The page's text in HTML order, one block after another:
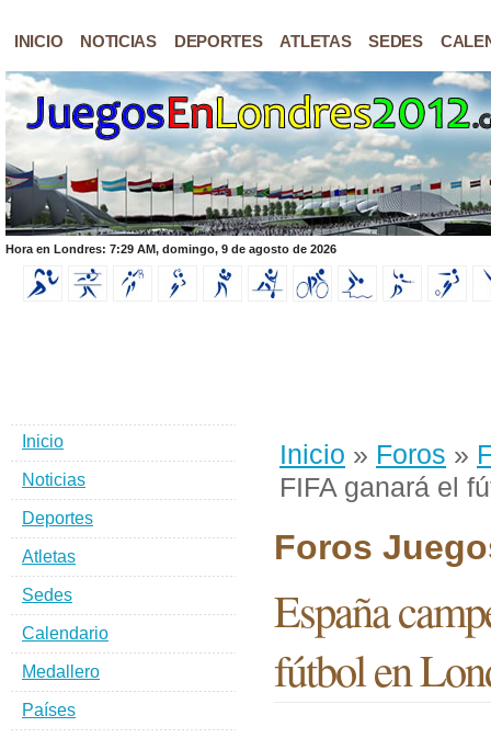
INICIO NOTICIAS DEPORTES ATLETAS SEDES
Hora en Londres: 7:29 AM, domingo, 9 de agosto de 2026
Inicio » Foros »
FIFA ganará el
Foros
España
fútbol en
Inicio
Noticias
Deportes
Atletas
Sedes
Calendario
Medallero
Países